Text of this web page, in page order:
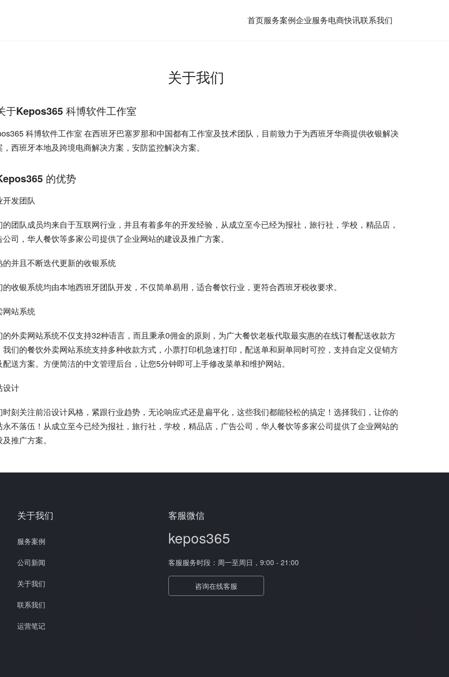
首页服务案例企业服务电商快讯联系我们
关于我们
于Kepos365 科博软件工作室
科博软件工作室 在西班牙巴塞罗那和中国都有工作室及技术团队，目前致力于为西班牙华商提供收银解决
，西班牙本地及跨境电商解决方案，安防监控解决方案。
的优势
开发团队
的团队成员均来自于互联网行业，并且有着多年的开发经验，从成立至今已经为报社，旅行社，学校，精品店，
公司，华人餐饮等多家公司提供了企业网站的建设及推广方案。
的并且不断迭代更新的收银系统
的收银系统均由本地西班牙团队开发，不仅简单易用，适合餐饮行业，更符合西班牙税收要求。
网站系统
的外卖网站系统不仅支持32种语言，而且秉承0佣金的原则，为广大餐饮老板代取最实惠的在线订餐配送收款方
我们的餐饮外卖网站系统支持多种收款方式，小票打印机急速打印，配送单和厨单同时可控，支持自定义促销方
配送方案。方便简洁的中文管理后台，让您5分钟即可上手修改菜单和维护网站。
设计
时刻关注前沿设计风格，紧跟行业趋势，无论响应式还是扁平化，这些我们都能轻松的搞定！选择我们，让你的
永不落伍！从成立至今已经为报社，旅行社，学校，精品店，广告公司，华人餐饮等多家公司提供了企业网站的
推广方案。
关于我们
服务案例
公司新闻
关于我们
联系我们
运营笔记
客服微信
kepos365
客服服务时段：周一至周日，9:00 - 21:00
咨询在线客服